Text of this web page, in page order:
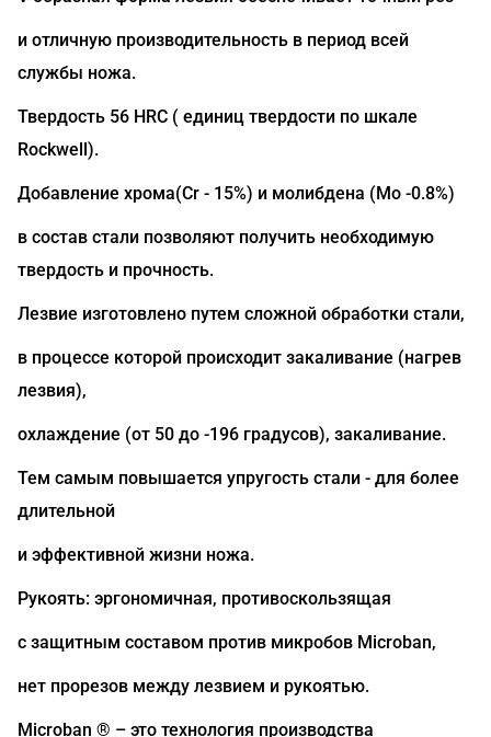
и отличную производительность в период всей
службы ножа.
Твердость 56 HRC ( единиц твердости по шкале
Rockwell).
Добавление хрома(Сr - 15%) и молибдена (Mo -0.8%)
в состав стали позволяют получить необходимую
твердость и прочность.
Лезвие изготовлено путем сложной обработки стали,
в процессе которой происходит закаливание (нагрев
лезвия),
охлаждение (от 50 до -196 градусов), закаливание.
Тем самым повышается упругость стали - для более
длительной
и эффективной жизни ножа.
Рукоять: эргономичная, противоскользящая
с защитным составом против микробов Microban,
нет прорезов между лезвием и рукоятью.
Microban ® – это технология производства